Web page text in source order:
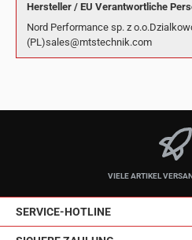
Hersteller / EU Verantwortliche
Nord Performance sp. z
(PL)sales@mtstechnik.com
VIELE ARTIKEL
SERVICE-HOTLINE